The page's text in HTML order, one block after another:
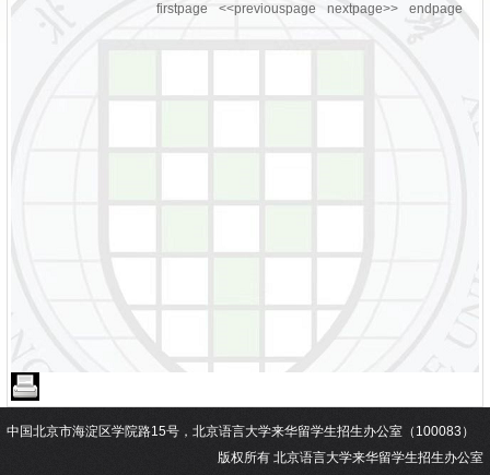
firstpage <<previouspage nextpage>> endpage
中国北京市海淀区学院路15号，北京语言大学来华留学生招生办公室（100083）
版权所有 北京语言大学来华留学生招生办公室